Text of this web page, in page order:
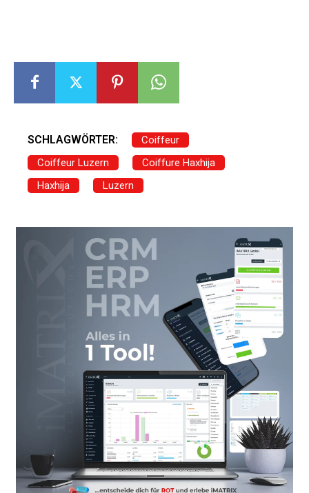
SCHLAGWÖRTER:
Coiffeur
Coiffeur Luzern
Coiffure Haxhija
Haxhija
Luzern